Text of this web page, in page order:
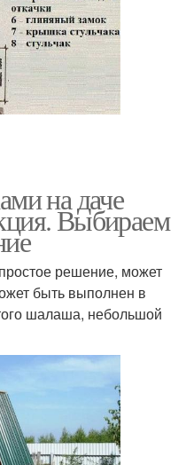
на даче
Выбираем
решение, может
быть выполнен в
шалаша, небольшой